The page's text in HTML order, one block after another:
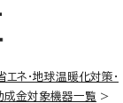
エネ・地球温暖化対策・
成金対象機器一覧 >